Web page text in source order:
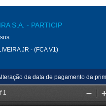
S.A. - PARTICIP
JR - (FCA V1)
da data de pagamento da